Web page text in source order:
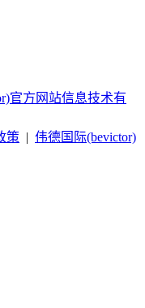
官方网站信息技术有
策
伟德国际(bevictor)